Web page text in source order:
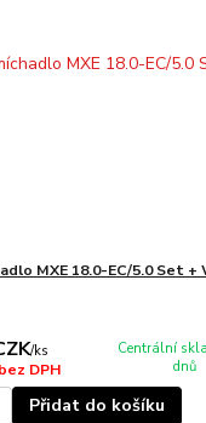
MXE 18.0-EC/5.0 Set +
/ks
bez DPH
Centrální
dnů
Přidat do košíku